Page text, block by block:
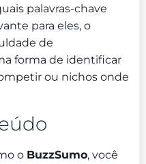
palavras-chave
para eles, o
de
forma de identificar
ou nichos onde
o BuzzSumo, você